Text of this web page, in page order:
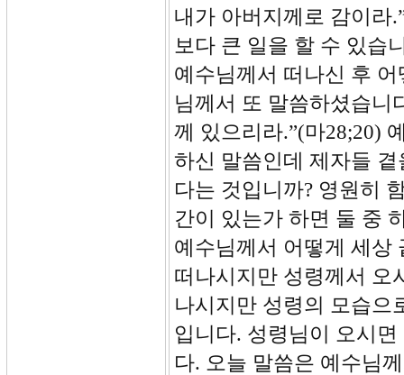
내가 아버지께로 감이라
보다 큰 일을 할 수 있습
예수님께서 떠나신 후
님께서 또 말씀하셨습니
께 있으리라.”(마28;20)
하신 말씀인데 제자들
다는 것입니까? 영원히
간이 있는가 하면 둘 중
예수님께서 어떻게 세상
떠나시지만 성령께서 오
나시지만 성령의 모습으
입니다. 성령님이 오시
다. 오늘 말씀은 예수님